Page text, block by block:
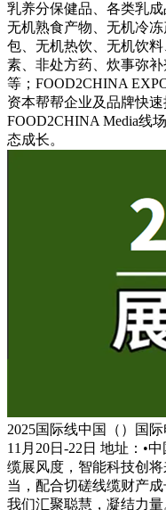
乳养分保健品、各类乳
无机熟食产物、无机冷
包、无机热饮、无机饮
素、非处方药、炊事弥
等；FOOD2CHINA
资本帮帮企业及品牌快
FOOD2CHINA Media线
态成长。
2025国际线中国（）国
11月20日-22日 地址：•
缆展风度，智能科技创
当，配合切磋线缆财产
我们汇聚聪慧，凝结力量